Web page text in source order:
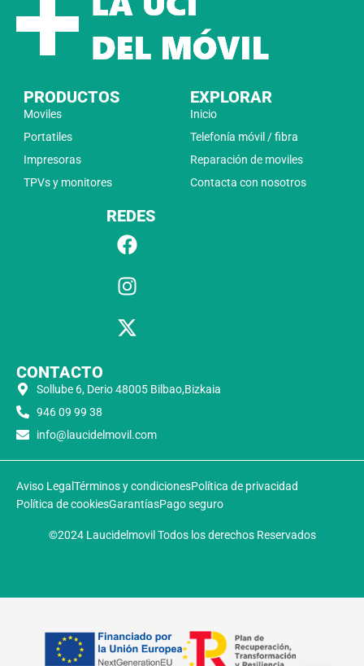
PRODUCTOS
Moviles
Portatiles
Impresoras
TPVs y monitores
EXPLORAR
Inicio
Telefonía móvil / fibra
Reparación de moviles
Contacta con nosotros
REDES
CONTACTO
Sollube 6, Derio 48005 Bilbao,Bizkaia
946 09 99 38
info@laucidelmovil.com
Aviso Legal Términos y condicionesPolítica de privacidad
Política de cookiesGarantíasPago seguro
©2024 Laucidelmovil Todos los derechos Reservados